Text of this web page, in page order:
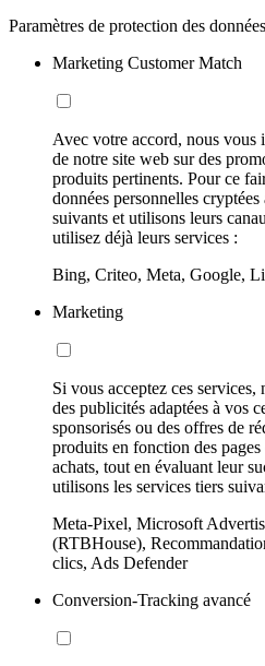
Paramètres de protection des
Marketing Customer Match
Avec votre accord, nous vous
de notre site web sur des
produits pertinents. Pour ce
données personnelles
suivants et utilisons leurs
utilisez déjà leurs services :
Bing, Criteo, Meta, Google,
Marketing
Si vous acceptez ces
des publicités adaptées à vos
sponsorisés ou des offres de
produits en fonction des
achats, tout en évaluant leur
utilisons les services tiers
Meta-Pixel, Microsoft
(RTBHouse),
clics, Ads Defender
Conversion-Tracking avancé